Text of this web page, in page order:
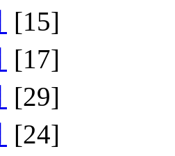
[15]
[17]
[29]
[24]